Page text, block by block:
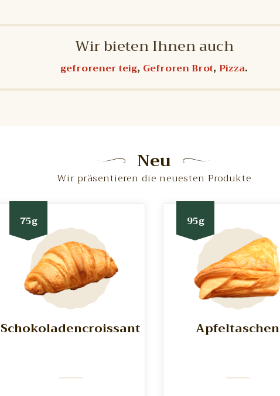
Wir bieten Ihnen auch
gefrorener teig, Gefroren Brot, Pizza.
Neu
Wir präsentieren die neuesten Produkte
75g
Schokoladencroissant
95g
Apfeltaschen